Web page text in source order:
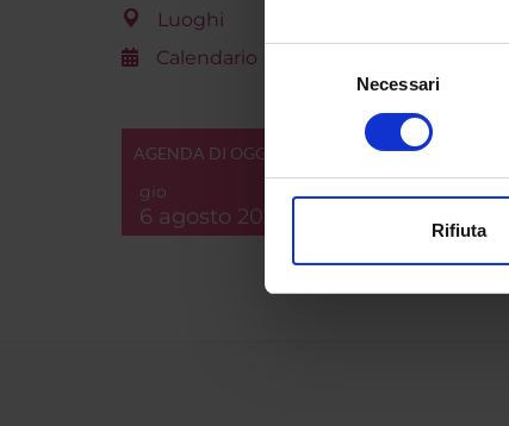
Con il tuo consenso,
raccogliere
digitali).
modificare o ritirare il tuo
Necessari
Rifiuta
Luoghi
Calendario
AGENDA DI OGGI
gio
6 agosto 2026